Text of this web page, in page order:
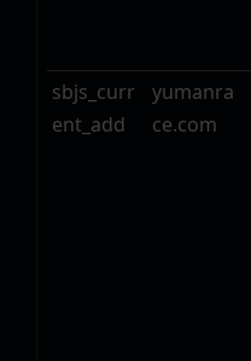
sbjs_curr
ent_add
yumanra
ce.com